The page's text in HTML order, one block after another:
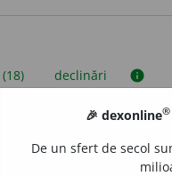
declinări info
sunt compilate de
reordona filele pe
🎉 dexonline®
De un sfert de secol